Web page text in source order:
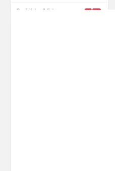
Çay & Kahve & Şeker